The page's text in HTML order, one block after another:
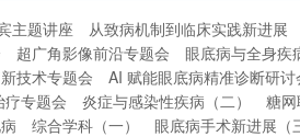
主题讲座 从致病机制到临床实践新进展
超广角影像前沿专题会 眼底病与全身疾
技术专题会 AI 赋能眼底病精准诊断研讨
疗专题会 炎症与感染性疾病（二） 糖
综合学科（一） 眼底病手术新进展（